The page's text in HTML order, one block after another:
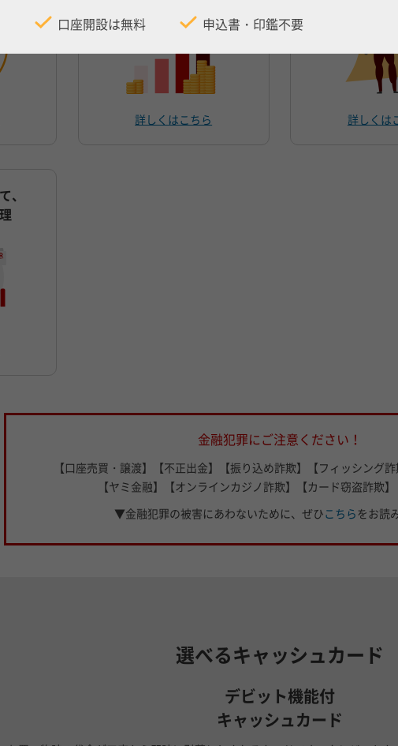
詳しくはこちら 詳しくは
、
金融犯罪にご注意ください！
【口座売買・譲渡】【不正出金】【振り込め詐欺】【フィッシング詐
【ヤミ金融】【オンラインカジノ詐欺】【カード窃盗詐欺】
▼金融犯罪の被害にあわないために、 ぜひこちら をお読
選べるキャッシュカード
デビット機能付
キャッシュカード
口座開設は無料 申込書・印鑑不要